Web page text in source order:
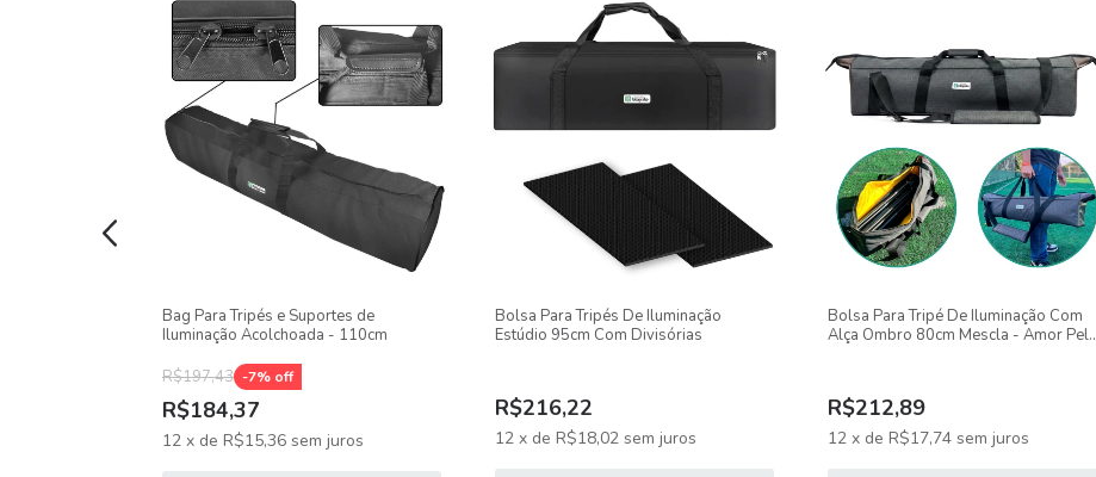
Bag Para Tripés e Suportes de
Iluminação Acolchoada - 110cm
R$197,43 -7% off
R$184,37
12 x de R$15,36 sem juros
Bolsa Para Tripés De Iluminação
Estúdio 95cm Com Divisórias
R$216,22
12 x de R$18,02 sem juros
Bolsa Para Tripé De Iluminação Com
Alça Ombro 80cm Mescla - Amor Pela
R$212,89
12 x de R$17,74 sem juros